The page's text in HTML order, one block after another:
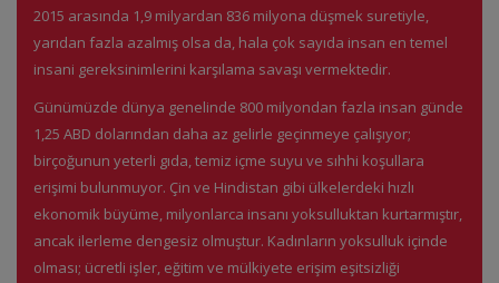
2015 arasında 1,9 milyardan 836 milyona düşmek suretiyle,
yarıdan fazla azalmış olsa da, hala çok sayıda insan en temel
insani gereksinimlerini karşılama savaşı vermektedir.
Günümüzde dünya genelinde 800 milyondan fazla insan günde
1,25 ABD dolarından daha az gelirle geçinmeye çalışıyor;
birçoğunun yeterli gıda, temiz içme suyu ve sıhhi koşullara
erişimi bulunmuyor. Çin ve Hindistan gibi ülkelerdeki hızlı
ekonomik büyüme, milyonlarca insanı yoksulluktan kurtarmıştır,
ancak ilerleme dengesiz olmuştur. Kadınların yoksulluk içinde
olması; ücretli işler, eğitim ve mülkiyete erişim eşitsizliği